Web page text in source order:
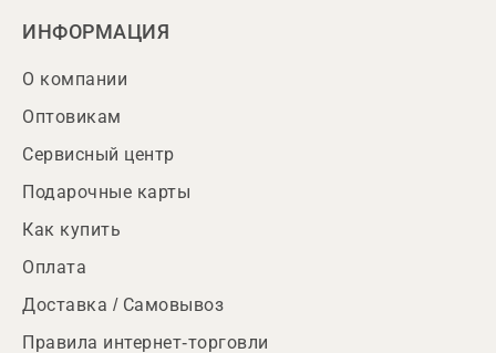
ИНФОРМАЦИЯ
О компании
Оптовикам
Сервисный центр
Подарочные карты
Как купить
Оплата
Доставка / Самовывоз
Правила интернет-торговли